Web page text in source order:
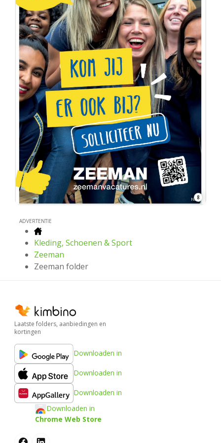
8
ADVERTENTIE
Kleding, Schoenen & Sport
Zeeman
Zeeman folder
Laatste folders, aanbiedingen en
kortingen
Downloaden in
Downloaden in
Downloaden in
Downloaden in
Chrome Web Store